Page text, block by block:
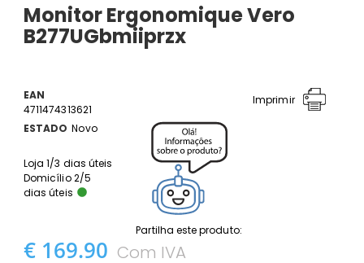
Monitor Ergonomique Vero
B277UGbmiiprzx
EAN
4711474313621
ESTADO Novo
Loja 1/3 dias úteis
Domicílio 2/5
dias úteis
Imprimir
Partilha este produto:
€ 169.90 Com IVA